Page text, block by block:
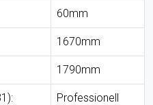
60mm
1670mm
1790mm
Professionell